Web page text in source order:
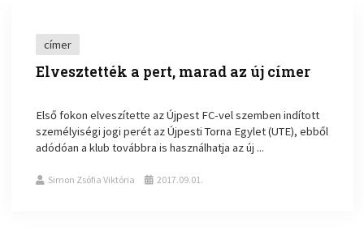
címer
Elvesztették a pert, marad az új címer
Első fokon elveszítette az Újpest FC-vel szemben indított
személyiségi jogi perét az Újpesti Torna Egylet (UTE), ebből
adódóan a klub továbbra is használhatja az új ...
Simon Zsófia Viktória 2017.09.01.